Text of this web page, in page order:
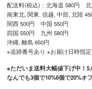
配送料(税込)：北海道 580円 北
南東北, 関東, 信越, 中部, 北陸
関西 500円 中国 550円
四国 550円 九州 580円
沖縄, 離島 650円
※追跡番号あり ※お届け日時指
※ただいま送料大幅値下げ中！
なんでも3個で10%6個で20%オ